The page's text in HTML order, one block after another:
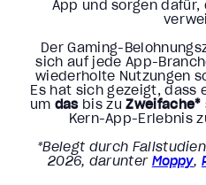
App und sorgen
Der Gaming-
sich auf jede App-
wiederholte Nutzungen
Es hat sich gezeigt, dass
um dasbis zuZweifache*
Kern-App-Erlebnis
*Belegt durch
2026, darunter Moppy,